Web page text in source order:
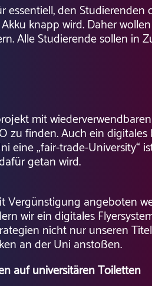
den
knapp wird. Daher
Alle Studierende sollen in
mit
finden. Auch ein
„fair-trade-University“
getan wird.
angeboten
wir ein digitales
nicht nur unseren
an der Uni anstoßen.
auf universitären Toiletten